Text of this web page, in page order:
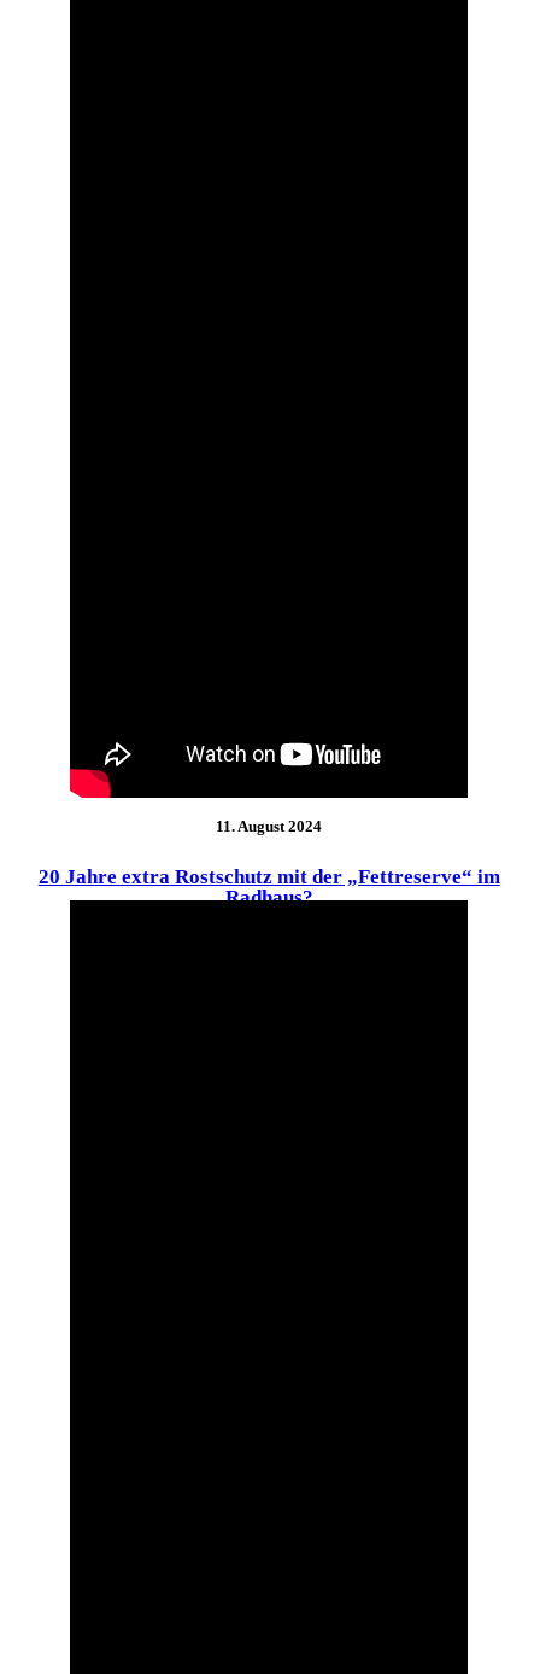
11. August 2024
20 Jahre extra Rostschutz mit der „Fettreserve“ im
Radhaus?